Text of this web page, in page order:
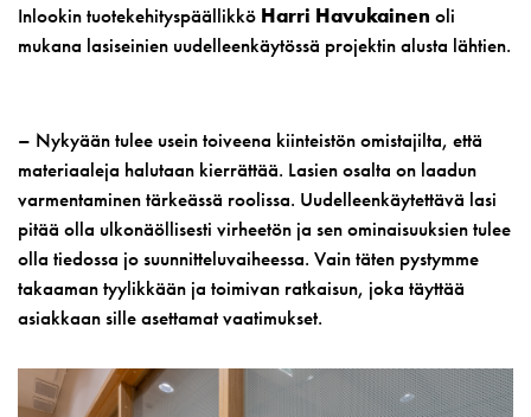
Inlookin tuotekehityspäällikkö Harri Havukainen oli
mukana lasiseinien uudelleenkäytössä projektin alusta lähtien.
– Nykyään tulee usein toiveena kiinteistön omistajilta, että
materiaaleja halutaan kierrättää. Lasien osalta on laadun
varmentaminen tärkeässä roolissa. Uudelleenkäytettävä lasi
pitää olla ulkonäöllisesti virheetön ja sen ominaisuuksien tulee
olla tiedossa jo suunnitteluvaiheessa. Vain täten pystymme
takaaman tyylikkään ja toimivan ratkaisun, joka täyttää
asiakkaan sille asettamat vaatimukset.